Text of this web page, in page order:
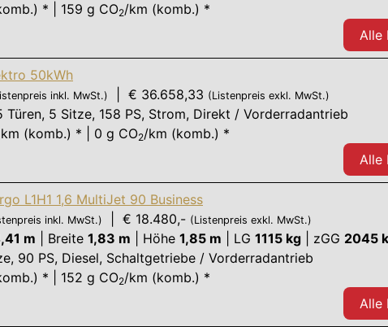
* | 159 g CO2/km (komb.) *
Alle
50kWh
inkl. MwSt.) | € 36.658,33 (Listenpreis exkl. MwSt.)
Türen, 5 Sitze, 158 PS, Strom, Direkt / Vorderradantrieb
(komb.) * | 0 g CO2/km (komb.) *
Alle
L1H1 1,6 MultiJet 90 Business
inkl. MwSt.) | € 18.480,- (Listenpreis exkl. MwSt.)
m Breite 1,83 m Höhe 1,85 m LG 1115 kg zGG 2045
, 90 PS, Diesel, Schaltgetriebe / Vorderradantrieb
* | 152 g CO2/km (komb.) *
Alle